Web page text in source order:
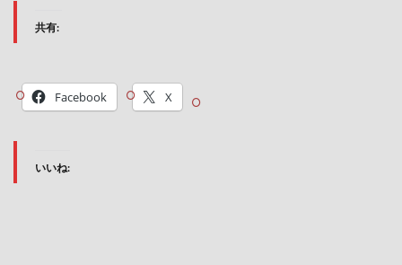
共有:
Facebook X
いいね: